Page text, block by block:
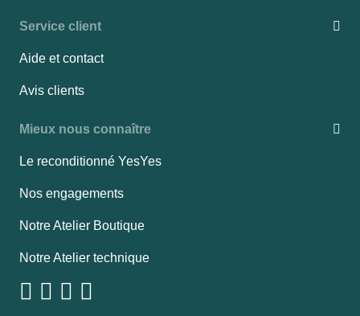
Service client
Aide et contact
Avis clients
Mieux nous connaître
Le reconditionné YesYes
Nos engagements
Notre Atelier Boutique
Notre Atelier technique